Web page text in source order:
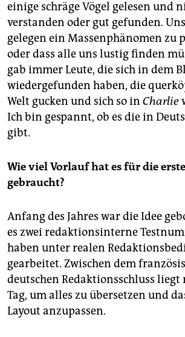
einige schräge Vögel gelesen und
verstanden oder gut gefunden.
gelegen ein Massenphänomen zu
oder dass alle uns lustig finden
gab immer Leute, die sich in dem
wiedergefunden haben, die
Welt gucken und sich so in Charlie
Ich bin gespannt, ob es die in
gibt.
WievielVorlaufhat es fürdie
gebraucht?
Anfang des Jahres war die Idee
es zwei redaktionsinterne
haben unter realen
gearbeitet. Zwischen dem
deutschen Redaktionsschluss liegt
Tag, um alles zu übersetzen und
Layout anzupassen.